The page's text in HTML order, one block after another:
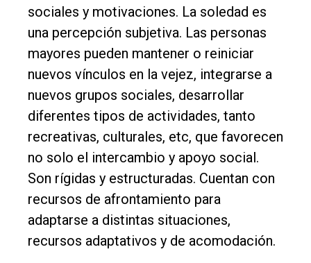
sociales y motivaciones. La soledad es
una percepción subjetiva. Las personas
mayores pueden mantener o reiniciar
nuevos vínculos en la vejez, integrarse a
nuevos grupos sociales, desarrollar
diferentes tipos de actividades, tanto
recreativas, culturales, etc, que favorecen
no solo el intercambio y apoyo social.
Son rígidas y estructuradas. Cuentan con
recursos de afrontamiento para
adaptarse a distintas situaciones,
recursos adaptativos y de acomodación.